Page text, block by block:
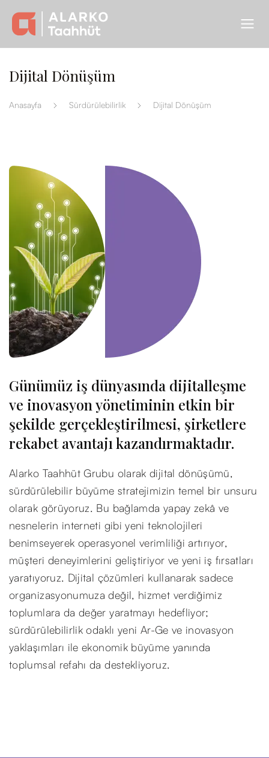
Dijital Dönüşüm
Anasayfa Sürdürülebilirlik Dijital Dönüşüm
Günümüz iş dünyasında dijitalleşme
ve inovasyon yönetiminin etkin bir
şekilde gerçekleştirilmesi, şirketlere
rekabet avantajı kazandırmaktadır.
Alarko Taahhüt Grubu olarak dijital dönüşümü,
sürdürülebilir büyüme stratejimizin temel bir unsuru
olarak görüyoruz. Bu bağlamda yapay zekâ ve
nesnelerin interneti gibi yeni teknolojileri
benimseyerek operasyonel verimliliği artırıyor,
müşteri deneyimlerini geliştiriyor ve yeni iş fırsatları
yaratıyoruz. Dijital çözümleri kullanarak sadece
organizasyonumuza değil, hizmet verdiğimiz
toplumlara da değer yaratmayı hedefliyor;
sürdürülebilirlik odaklı yeni Ar-Ge ve inovasyon
yaklaşımları ile ekonomik büyüme yanında
toplumsal refahı da destekliyoruz.